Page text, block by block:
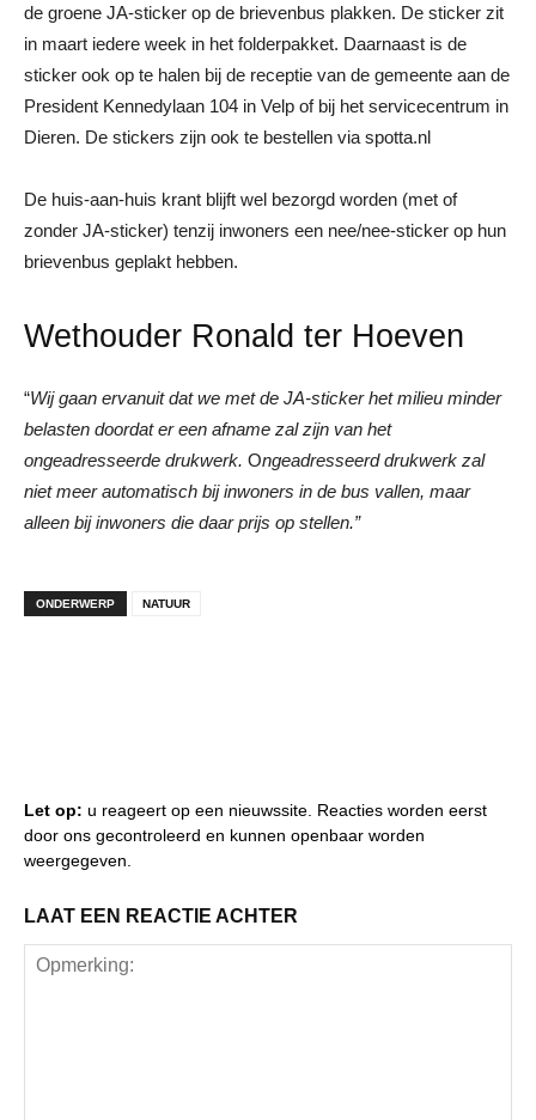
de groene JA-sticker op de brievenbus plakken. De sticker zit
in maart iedere week in het folderpakket. Daarnaast is de
sticker ook op te halen bij de receptie van de gemeente aan de
President Kennedylaan 104 in Velp of bij het servicecentrum in
Dieren. De stickers zijn ook te bestellen via spotta.nl
De huis-aan-huis krant blijft wel bezorgd worden (met of
zonder JA-sticker) tenzij inwoners een nee/nee-sticker op hun
brievenbus geplakt hebben.
Wethouder Ronald ter Hoeven
“Wij gaan ervanuit dat we met de JA-sticker het milieu minder
belasten doordat er een afname zal zijn van het
ongeadresseerde drukwerk. Ongeadresseerd drukwerk zal
niet meer automatisch bij inwoners in de bus vallen, maar
alleen bij inwoners die daar prijs op stellen.”
ONDERWERP NATUUR
Let op: u reageert op een nieuwssite. Reacties worden eerst
door ons gecontroleerd en kunnen openbaar worden
weergegeven.
LAAT EEN REACTIE ACHTER